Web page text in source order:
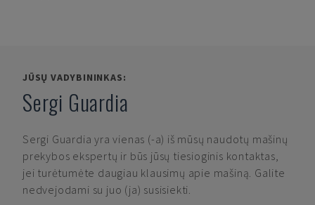
JŪSŲ VADYBININKAS:
Sergi Guardia
Sergi Guardia yra vienas (-a) iš mūsų naudotų mašinų
prekybos ekspertų ir būs jūsų tiesioginis kontaktas,
jei turėtumėte daugiau klausimų apie mašiną. Galite
nedvejodami su juo (ja) susisiekti.